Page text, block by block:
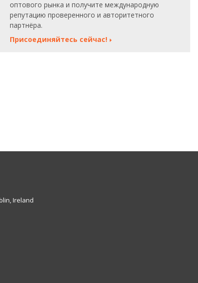
оптового рынка и получите международную
репутацию проверенного и авторитетного
партнёра.
Присоединяйтесь сейчас!
Ireland